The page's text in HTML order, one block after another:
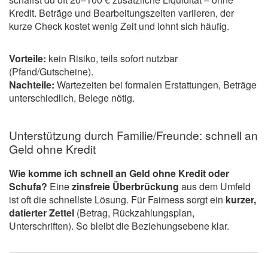
Kredit. Beträge und Bearbeitungszeiten variieren, der
kurze Check kostet wenig Zeit und lohnt sich häufig.
Vorteile: kein Risiko, teils sofort nutzbar
(Pfand/Gutscheine).
Nachteile: Wartezeiten bei formalen Erstattungen, Beträge
unterschiedlich, Belege nötig.
Unterstützung durch Familie/Freunde: schnell an
Geld ohne Kredit
Wie komme ich schnell an Geld ohne Kredit oder
Schufa? Einezinsfreie Überbrückung aus dem Umfeld
ist oft die schnellste Lösung. Für Fairness sorgt ein kurzer,
datierter Zettel (Betrag, Rückzahlungsplan,
Unterschriften). So bleibt die Beziehungsebene klar.